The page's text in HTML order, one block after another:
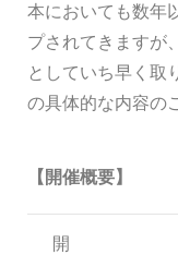
本においても数年
プされてきますが
としていち早く取
の具体的な内容の
【開催概要】
開